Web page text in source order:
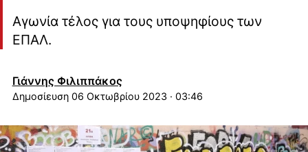
Αγωνία τέλος για τους υποψηφίους των
ΕΠΑΛ.
Γιάννης Φιλιππάκος
06 Οκτωβρίου 2023 · 03:46